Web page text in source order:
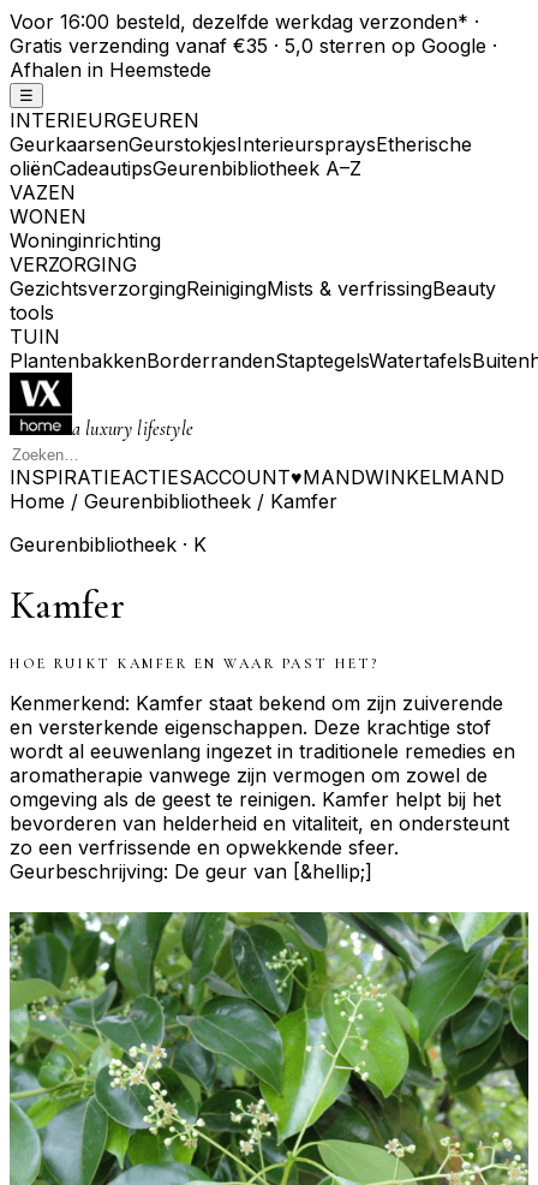
Voor 16:00 besteld, dezelfde werkdag verzonden* ·
Gratis verzending vanaf €35 · 5,0 sterren op Google ·
Afhalen in Heemstede
☰
INTERIEURGEUREN
GeurkaarsenGeurstokjesInterieurspraysEtherische
oliënCadeautipsGeurenbibliotheek A–Z
VAZEN
WONEN
Woninginrichting
VERZORGING
GezichtsverzorgingReinigingMists & verfrissingBeauty
tools
TUIN
PlantenbakkenBorderrandenStaptegelsWatertafels
a luxury lifestyle
INSPIRATIEACTIESACCOUNT♥MANDWINKELMAND
Home / Geurenbibliotheek / Kamfer
Geurenbibliotheek · K
Kamfer
HOE RUIKT KAMFER EN WAAR PAST HET?
Kenmerkend: Kamfer staat bekend om zijn zuiverende
en versterkende eigenschappen. Deze krachtige stof
wordt al eeuwenlang ingezet in traditionele remedies en
aromatherapie vanwege zijn vermogen om zowel de
omgeving als de geest te reinigen. Kamfer helpt bij het
bevorderen van helderheid en vitaliteit, en ondersteunt
zo een verfrissende en opwekkende sfeer.
Geurbeschrijving: De geur van [&hellip;]